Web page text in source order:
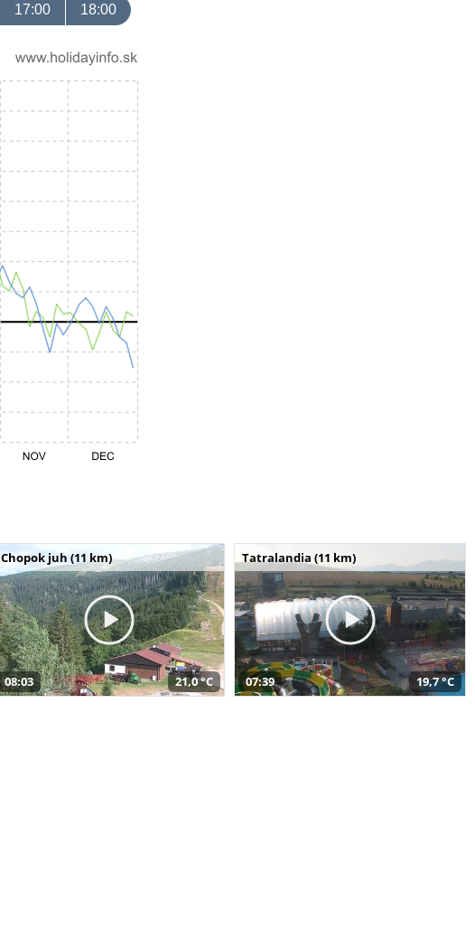
17:00 18:00
Chopok juh (11 km)
08:03 21,0 °C
Tatralandia (11 km)
07:39 19,7 °C